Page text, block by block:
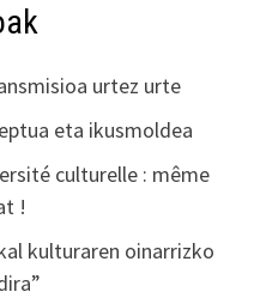
urtez urte
eta ikusmoldea
culturelle : même
!
kulturaren oinarrizko